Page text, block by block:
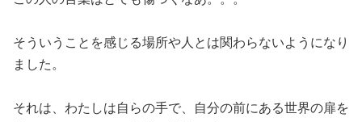
そういうことを感じる場所や人とは関わらないようになり
ました。
それは、わたしは自らの手で、自分の前にある世界の扉を